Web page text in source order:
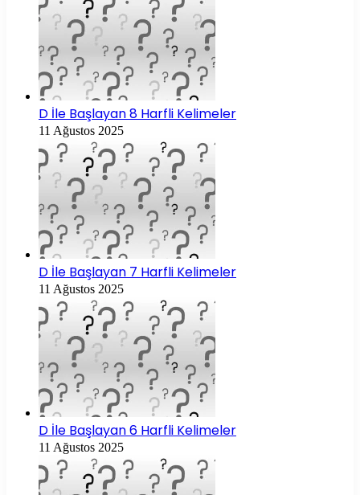
D İle Başlayan 8 Harfli Kelimeler
11 Ağustos 2025
D İle Başlayan 7 Harfli Kelimeler
11 Ağustos 2025
D İle Başlayan 6 Harfli Kelimeler
11 Ağustos 2025